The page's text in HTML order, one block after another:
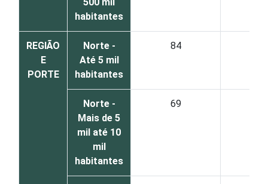
habitantes
REGIÃO
E
PORTE
Norte -
Até 5 mil
habitantes
84
Norte -
Mais de 5
mil até 10
mil
habitantes
69